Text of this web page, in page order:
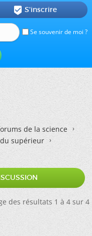
Se souvenir de moi ?
 S'inscrire
de la science
supérieur
des résultats 1 à 4 sur 4